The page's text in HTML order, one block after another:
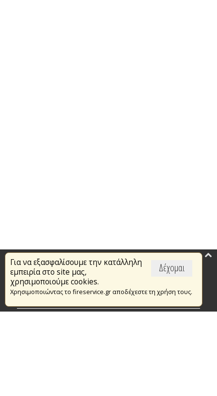
Δέχομαι
Για να εξασφαλίσουμε την κατάλληλη
εμπειρία στο site μας,
χρησιμοποιούμε cookies.
Χρησιμοποιώντας το fireservice.gr αποδέχεστε τη χρήση τους.
Επικαιρότητα
Το Πυροσβεστικό Σώμα